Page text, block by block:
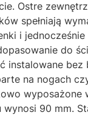
Ostre
spełniają
i
do
instalowane bez
na nogach
wyposażone
wynosi 90 mm.